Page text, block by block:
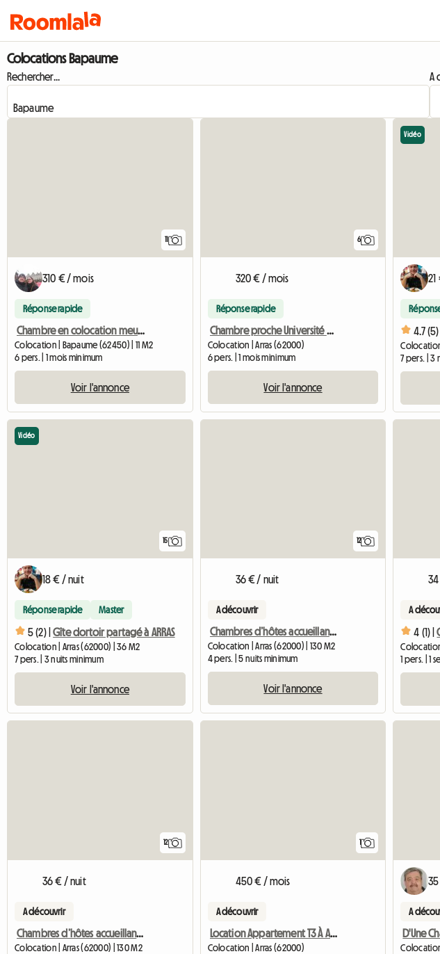
Colocations Bapaume
Rechercher... A
11
310 € / mois
Réponse rapide
Chambre en colocation meublée maison individuelle parking
Colocation | Bapaume (62450) | 11 M2
6 pers. | 1 mois minimum
Voir l'annonce
6
320 € / mois
Réponse rapide
Chambre proche Université d’artois
Colocation | Arras (62000)
6 pers. | 1 mois minimum
Voir l'annonce
Vidéo
4.7 (5) |
7 pers. | 3
15
Vidéo
18 € / nuit
Réponse rapide Master
5 (2) | Gîte dortoir partagé à ARRAS
Colocation | Arras (62000) | 36 M2
7 pers. | 3 nuits minimum
Voir l'annonce
12
36 € / nuit
A découvrir
Chambres d’hôtes accueillantes près de la gare d’Arras
Colocation | Arras (62000) | 130 M2
4 pers. | 5 nuits minimum
Voir l'annonce
A
4 (1) |
1 pers. | 1
12
36 € / nuit
A découvrir
Chambres d’hôtes accueillantes près de la gare d’Arras
Colocation | Arras (62000) | 130 M2
1
450 € / mois
A découvrir
Location Appartement T3 À Arras
Colocation | Arras (62000)
A
D'Une